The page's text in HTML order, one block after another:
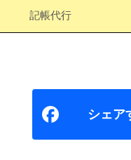
記帳代行